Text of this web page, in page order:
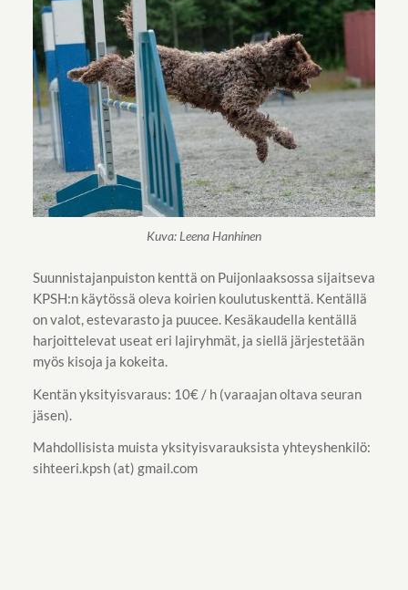
Kuva: Leena Hanhinen
Suunnistajanpuiston kenttä on Puijonlaaksossa sijaitseva
KPSH:n käytössä oleva koirien koulutuskenttä. Kentällä
on valot, estevarasto ja puucee. Kesäkaudella kentällä
harjoittelevat useat eri lajiryhmät, ja siellä järjestetään
myös kisoja ja kokeita.
Kentän yksityisvaraus: 10€ / h (varaajan oltava seuran
jäsen).
Mahdollisista muista yksityisvarauksista yhteyshenkilö:
sihteeri.kpsh (at) gmail.com